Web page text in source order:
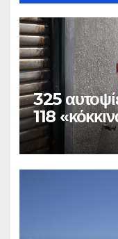
325
118